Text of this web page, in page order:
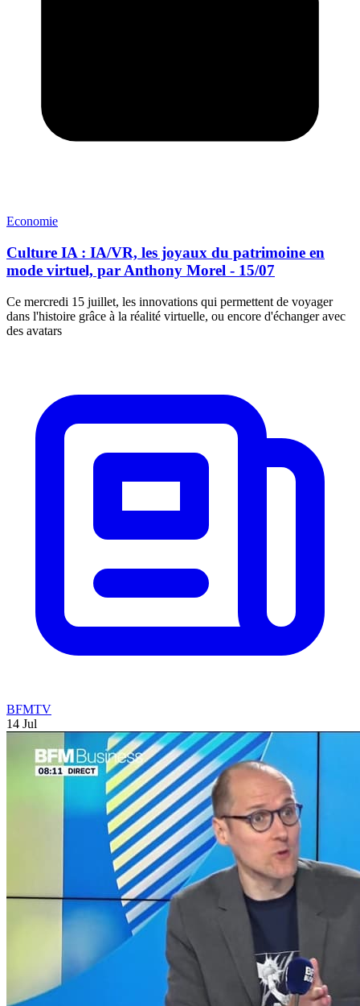
Economie
Culture IA : IA/VR, les joyaux du patrimoine en
mode virtuel, par Anthony Morel - 15/07
Ce mercredi 15 juillet, les innovations qui permettent de voyager
dans l'histoire grâce à la réalité virtuelle, ou encore d'échanger avec
des avatars
BFMTV
14 Jul